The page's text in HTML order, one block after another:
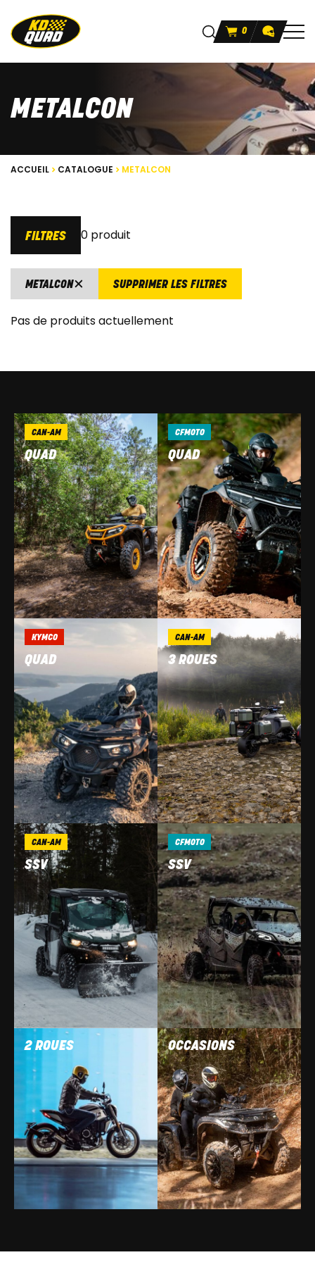
0
METALCON
ACCUEIL CATALOGUE METALCON
FILTRES 0 produit
METALCON SUPPRIMER LES FILTRES
Pas de produits actuellement
CAN-AM
QUAD
CFMOTO
QUAD
KYMCO
QUAD
CAN-AM
3 ROUES
CAN-AM
SSV
CFMOTO
SSV
2 ROUES OCCASIONS